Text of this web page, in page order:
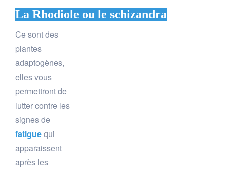
La Rhodiole ou le schizandra
Ce sont des
plantes
adaptogènes,
elles vous
permettront de
lutter contre les
signes de
fatiguequi
apparaissent
après les